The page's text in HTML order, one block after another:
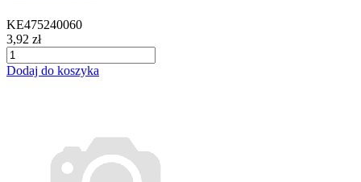
KE475240060
3,92 zł
Dodaj do koszyka